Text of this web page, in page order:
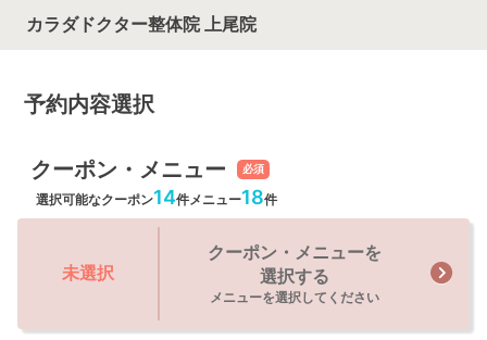
カラダドクター整体院 上尾院
予約内容選択
クーポン・メニュー 必須
選択可能なクーポン14件 メニュー18件
未選択
クーポン・メニューを
選択する
メニューを選択してください